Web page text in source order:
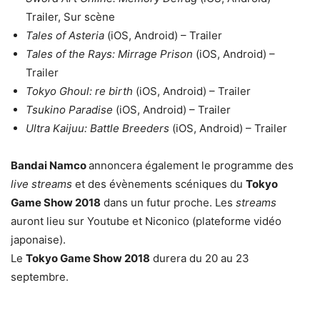
Trailer, Sur scène
Tales of Asteria (iOS, Android) – Trailer
Tales of the Rays: Mirrage Prison (iOS, Android) –
Trailer
Tokyo Ghoul: re birth (iOS, Android) – Trailer
Tsukino Paradise (iOS, Android) – Trailer
Ultra Kaijuu: Battle Breeders (iOS, Android) – Trailer
Bandai Namcoannoncera également le programme des
live streams et des évènements scéniques du Tokyo
Game Show 2018 dans un futur proche. Les streams
auront lieu sur Youtube et Niconico (plateforme vidéo
japonaise).
Le Tokyo Game Show 2018 durera du 20 au 23
septembre.